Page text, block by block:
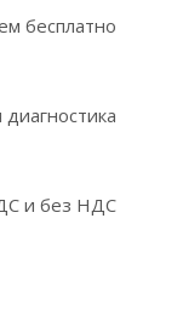
бесплатно
диагностика
и без НДС